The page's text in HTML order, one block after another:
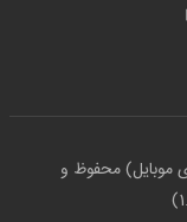
موبایل) محفوظ و